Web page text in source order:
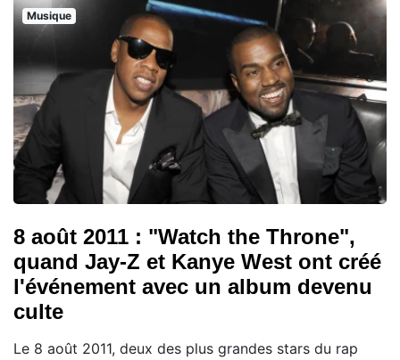
Musique
8 août 2011 : "Watch the Throne",
quand Jay-Z et Kanye West ont créé
l'événement avec un album devenu
culte
Le 8 août 2011, deux des plus grandes stars du rap